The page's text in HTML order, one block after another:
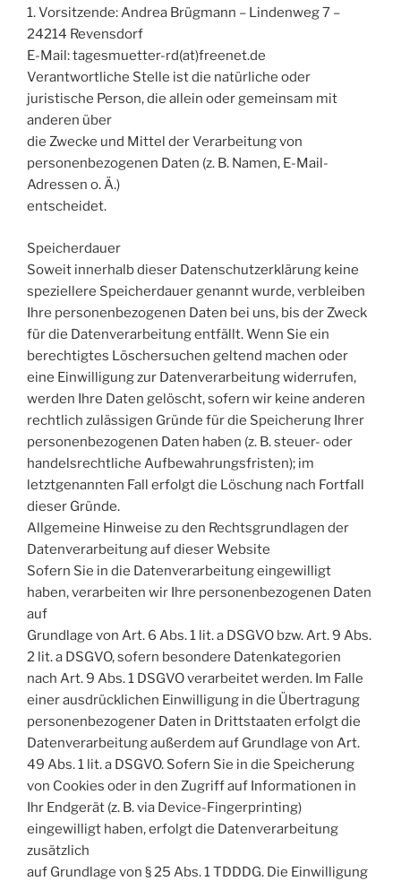
1. Vorsitzende: Andrea Brügmann – Lindenweg 7 –
24214 Revensdorf
E-Mail: tagesmuetter-rd(at)freenet.de
Verantwortliche Stelle ist die natürliche oder
juristische Person, die allein oder gemeinsam mit
anderen über
die Zwecke und Mittel der Verarbeitung von
personenbezogenen Daten (z. B. Namen, E-Mail-
Adressen o. Ä.)
entscheidet.
Speicherdauer
Soweit innerhalb dieser Datenschutzerklärung keine
speziellere Speicherdauer genannt wurde, verbleiben
Ihre personenbezogenen Daten bei uns, bis der Zweck
für die Datenverarbeitung entfällt. Wenn Sie ein
berechtigtes Löschersuchen geltend machen oder
eine Einwilligung zur Datenverarbeitung widerrufen,
werden Ihre Daten gelöscht, sofern wir keine anderen
rechtlich zulässigen Gründe für die Speicherung Ihrer
personenbezogenen Daten haben (z. B. steuer- oder
handelsrechtliche Aufbewahrungsfristen); im
letztgenannten Fall erfolgt die Löschung nach Fortfall
dieser Gründe.
Allgemeine Hinweise zu den Rechtsgrundlagen der
Datenverarbeitung auf dieser Website
Sofern Sie in die Datenverarbeitung eingewilligt
haben, verarbeiten wir Ihre personenbezogenen Daten
auf
Grundlage von Art. 6 Abs. 1 lit. a DSGVO bzw. Art. 9 Abs.
2 lit. a DSGVO, sofern besondere Datenkategorien
nach Art. 9 Abs. 1 DSGVO verarbeitet werden. Im Falle
einer ausdrücklichen Einwilligung in die Übertragung
personenbezogener Daten in Drittstaaten erfolgt die
Datenverarbeitung außerdem auf Grundlage von Art.
49 Abs. 1 lit. a DSGVO. Sofern Sie in die Speicherung
von Cookies oder in den Zugriff auf Informationen in
Ihr Endgerät (z. B. via Device-Fingerprinting)
eingewilligt haben, erfolgt die Datenverarbeitung
zusätzlich
auf Grundlage von § 25 Abs. 1 TDDDG. Die Einwilligung